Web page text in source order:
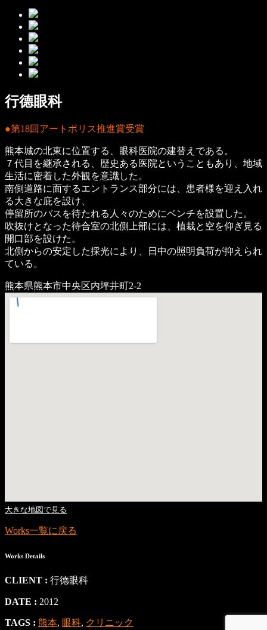
行德眼科
●第18回アートポリス推進賞受賞
熊本城の北東に位置する、眼科医院の建替えである。
７代目を継承される、歴史ある医院ということもあり、地域
生活に密着した外観を意識した。
南側道路に面するエントランス部分には、患者様を迎え入れ
る大きな庇を設け、
停留所のバスを待たれる人々のためにベンチを設置した。
吹抜けとなった待合室の北側上部には、植栽と空を仰ぎ見る
開口部を設けた。
北側からの安定した採光により、日中の照明負荷が抑えられ
ている。
熊本県熊本市中央区内坪井町2-2
大きな地図で見る
Works一覧に戻る
Works Details
CLIENT : 行德眼科
DATE : 2012
TAGS : 熊本, 眼科, クリニック